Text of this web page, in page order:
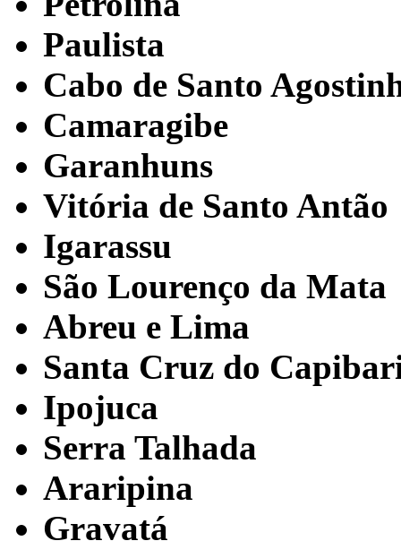
Paulista
Cabo de Santo
Camaragibe
Garanhuns
Vitória de Santo Antão
Igarassu
São Lourenço da Mata
Abreu e Lima
Santa Cruz do
Ipojuca
Serra Talhada
Araripina
Gravatá